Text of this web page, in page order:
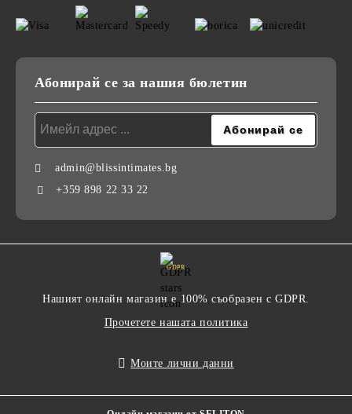
Абонирай се за нашия бюлетин
admin@blissintimates.bg
+359 898 22 33 22
GDPR
Нашият онлайн магазин е 100% съобразен с GDPR.
Прочетете нашата политика
Моите лични данни